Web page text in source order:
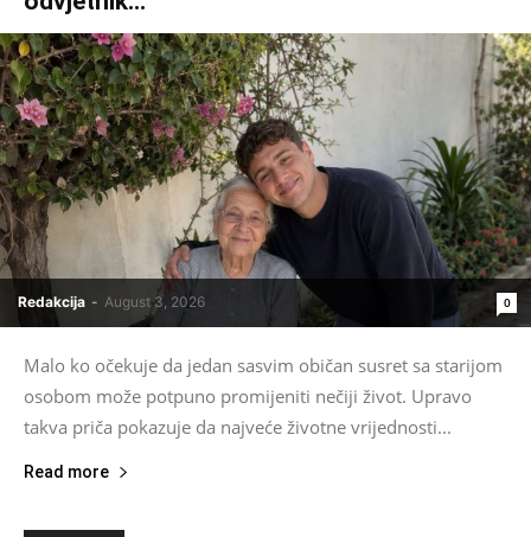
Redakcija - August 3, 2026 0
Malo ko očekuje da jedan sasvim običan susret sa starijom
osobom može potpuno promijeniti nečiji život. Upravo
takva priča pokazuje da najveće životne vrijednosti...
Read more